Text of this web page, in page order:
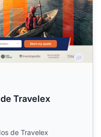
Travelex
de Travelex